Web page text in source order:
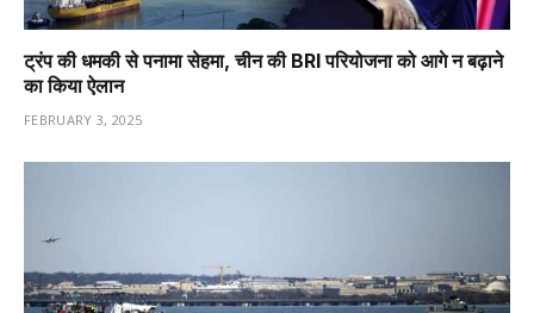
ट्रंप की धमकी से पनामा सेहमा, चीन की BRI परियोजना को आगे न बढ़ाने
का किया ऐलान
FEBRUARY 3, 2025